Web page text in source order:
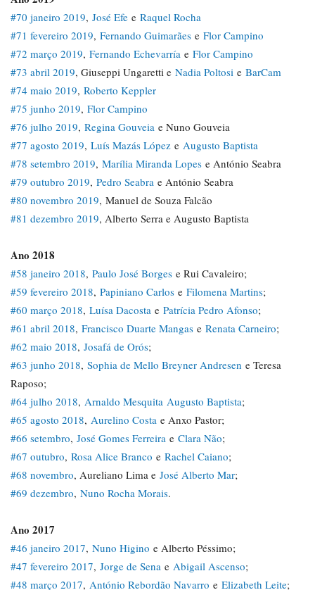
#70 janeiro 2019, José Efe e Raquel Rocha
#71 fevereiro 2019, Fernando Guimarães e Flor Campino
#72 março 2019, Fernando Echevarría e Flor Campino
#73 abril 2019, Giuseppi Ungaretti e Nadia Poltosi e BarCam
#74 maio 2019, Roberto Keppler
#75 junho 2019, Flor Campino
#76 julho 2019, Regina Gouveia e Nuno Gouveia
#77 agosto 2019, Luís Mazás López e Augusto Baptista
#78 setembro 2019, Marília Miranda Lopes e António Seabra
#79 outubro 2019, Pedro Seabra e António Seabra
#80 novembro 2019, Manuel de Souza Falcão
#81 dezembro 2019, Alberto Serra e Augusto Baptista
Ano 2018
#58 janeiro 2018, Paulo José Borges e Rui Cavaleiro;
#59 fevereiro 2018, Papiniano Carlos e Filomena Martins;
#60 março 2018, Luísa Dacosta e Patrícia Pedro Afonso;
#61 abril 2018, Francisco Duarte Mangas e Renata Carneiro;
#62 maio 2018, Josafá de Orós;
#63 junho 2018, Sophia de Mello Breyner Andresen e Teresa
Raposo;
#64 julho 2018, Arnaldo Mesquita Augusto Baptista;
#65 agosto 2018, Aurelino Costa e Anxo Pastor;
#66 setembro, José Gomes Ferreira e Clara Não;
#67 outubro, Rosa Alice Branco e Rachel Caiano;
#68 novembro, Aureliano Lima e José Alberto Mar;
#69 dezembro, Nuno Rocha Morais.
Ano 2017
#46 janeiro 2017, Nuno Higino e Alberto Péssimo;
#47 fevereiro 2017, Jorge de Sena e Abigail Ascenso;
#48 março 2017, António Rebordão Navarro e Elizabeth Leite;